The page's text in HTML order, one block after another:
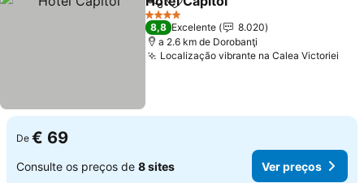
PartilharAdicionar aos favoritos
4 Estrelas
8,8 Excelente
8.020
a 2.6 km de Dorobanţi
Localização vibrante na Calea Victoriei
De € 69
Consulte os preços de 8 sites Ver preços